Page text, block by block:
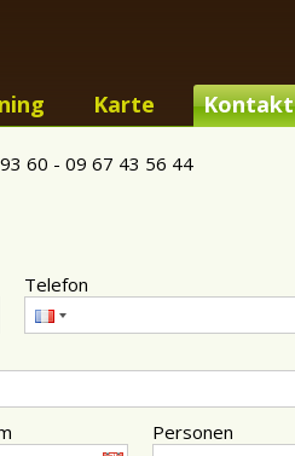
Karte Kontakt
60 - 09 67 43 56 44
Telefon
Personen